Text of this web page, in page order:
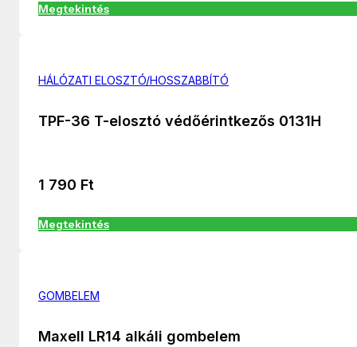
Megtekintés
HÁLÓZATI ELOSZTÓ/HOSSZABBÍTÓ
TPF-36 T-elosztó védőérintkezős 0131H
1 790 Ft
Megtekintés
GOMBELEM
Maxell LR14 alkáli gombelem